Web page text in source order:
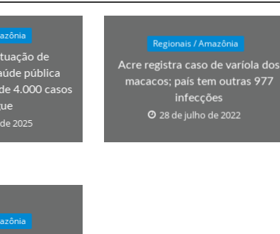
de
pública
4.000 casos
2025
Regionais / Amazônia
Acre registra caso de varíola dos
macacos; país tem outras 977
infecções
28 de julho de 2022